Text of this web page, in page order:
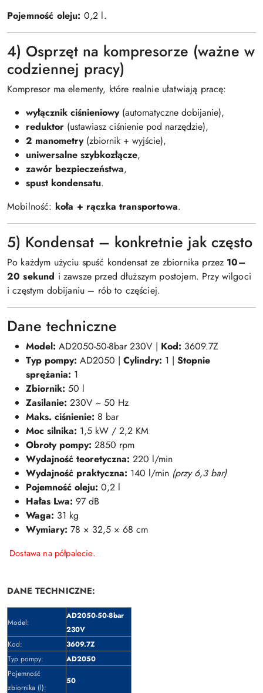
Pojemność oleju: 0,2 l.
4) Osprzęt na kompresorze (ważne w
codziennej pracy)
Kompresor ma elementy, które realnie ułatwiają pracę:
wyłącznik ciśnieniowy(automatyczne dobijanie),
reduktor (ustawiasz ciśnienie pod narzędzie),
2 manometry(zbiornik + wyjście),
uniwersalne szybkozłącze,
zawór bezpieczeństwa,
spust kondensatu.
Mobilność: koła + rączka transportowa.
5) Kondensat – konkretnie jak często
Po każdym użyciu spuść kondensat ze zbiornika przez 10–
20 sekund i zawsze przed dłuższym postojem. Przy wilgoci
i częstym dobijaniu – rób to częściej.
Dane techniczne
Model: AD2050-50-8bar 230V | Kod: 3609.7Z
Typ pompy: AD2050 | Cylindry: 1 | Stopnie
sprężania: 1
Zbiornik: 50 l
Zasilanie: 230V ~ 50 Hz
Maks. ciśnienie: 8 bar
Moc silnika: 1,5 kW / 2,2 KM
Obroty pompy: 2850 rpm
Wydajność teoretyczna: 220 l/min
Wydajność praktyczna: 140 l/min (przy 6,3 bar)
Pojemność oleju: 0,2 l
Hałas Lwa: 97 dB
Waga: 31 kg
Wymiary: 78 × 32,5 × 68 cm
Dostawa na półpalecie.
DANE TECHNICZNE:
Model:
AD2050-50-8bar
230V
Kod:
3609.7Z
Typ pompy:
AD2050
Pojemność
zbiornika (l):
50